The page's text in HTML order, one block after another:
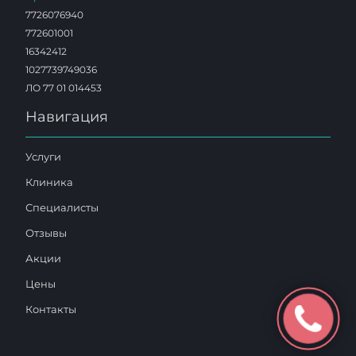
7726076940
772601001
16342412
1027739749036
ЛО 77 01 014453
Навигация
Услуги
Клиника
Специалисты
Отзывы
Акции
Цены
Контакты